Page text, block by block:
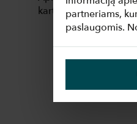
kartu!
partneriams,
paslaugomis.